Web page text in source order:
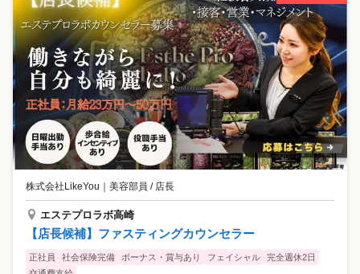
株式会社LikeYou 美容部員 / 店長
エステプロラボ高崎
【店長候補】ファスティングカウンセラー
正社員 社会保険完備 ボーナス・賞与あり フェイシャル
完全週休2日